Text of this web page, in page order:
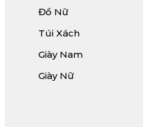
Đồ Nữ
Túi Xách
Giày Nam
Giày Nữ